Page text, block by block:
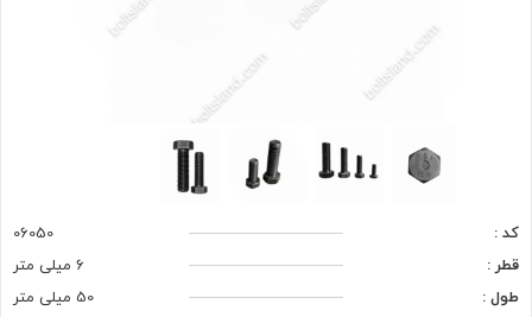
کد :
06050
قطر :
6 میلی متر
طول :
50 میلی متر